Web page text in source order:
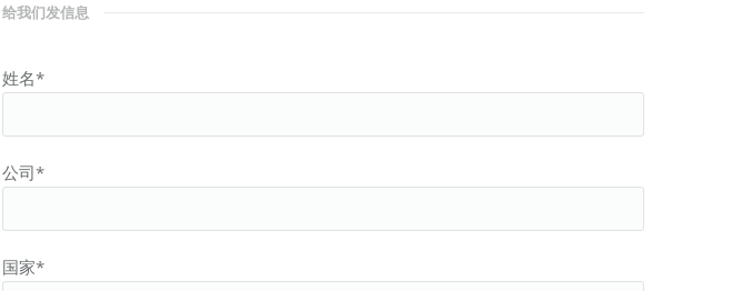
给我们发信息
姓名*
公司*
国家*